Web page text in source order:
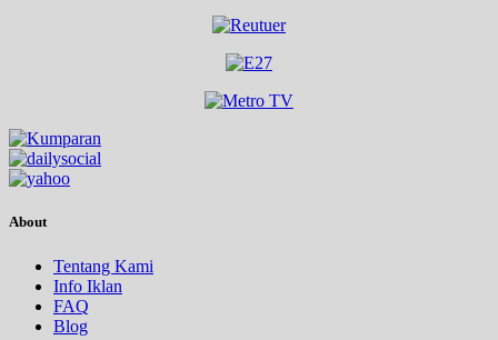
About
Tentang Kami
Info Iklan
FAQ
Blog